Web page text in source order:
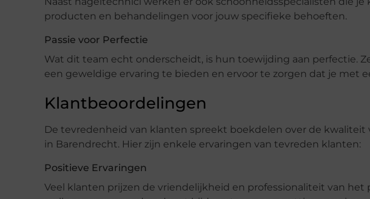
producten en behandelingen voor jouw specifieke behoeften.
Passie voor Perfectie
Wat dit team echt onderscheidt, is hun toewijding aan perfectie.
een geweldige ervaring te bieden en ervoor te zorgen dat je met
Klantbeoordelingen
De tevredenheid van klanten spreekt boekdelen over de
in Barendrecht. Hier zijn enkele ervaringen van tevreden klanten:
Positieve Ervaringen
Veel klanten prijzen de vriendelijkheid en professionaliteit van het